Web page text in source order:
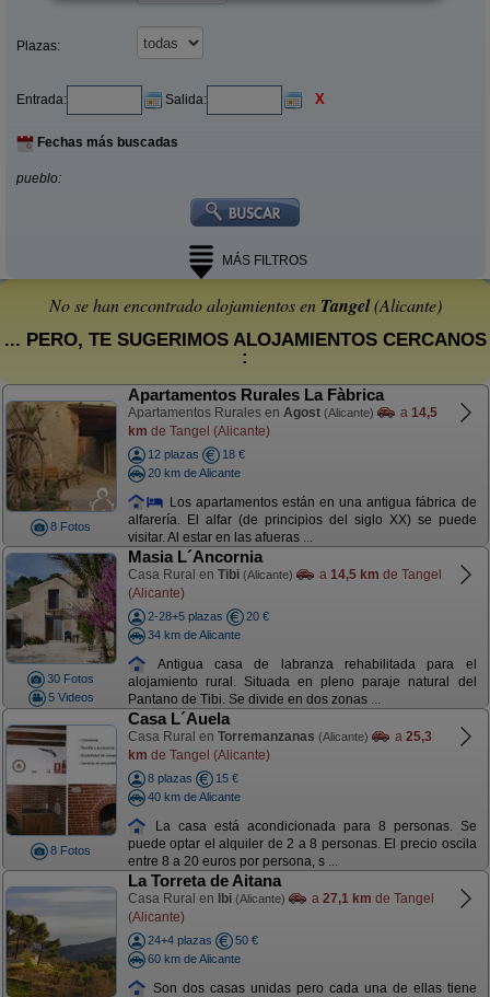
Plazas:
Entrada: Salida: X
Fechas más buscadas
pueblo:
MÁS FILTROS
No se han encontrado alojamientos en Tangel(Alicante)
... PERO, TE SUGERIMOS ALOJAMIENTOS CERCANOS
:
8 Fotos
Apartamentos Rurales La Fàbrica
Apartamentos Rurales en Agost (Alicante) a 14,5
km de Tangel (Alicante)
12 plazas
18 €
20 km de Alicante
Los apartamentos están en una antigua fábrica de
alfarería. El alfar (de principios del siglo XX) se puede
visitar. Al estar en las afueras ...
30 Fotos
5 Videos
Masia L´Ancornia
Casa Rural en Tibi (Alicante) a 14,5 km de Tangel
(Alicante)
2-28+5 plazas
20 €
34 km de Alicante
Antigua casa de labranza rehabilitada para el
alojamiento rural. Situada en pleno paraje natural del
Pantano de Tibi. Se divide en dos zonas ...
8 Fotos
Casa L´Auela
Casa Rural en Torremanzanas (Alicante) a 25,3
km de Tangel (Alicante)
8 plazas
15 €
40 km de Alicante
La casa está acondicionada para 8 personas. Se
puede optar el alquiler de 2 a 8 personas. El precio oscila
entre 8 a 20 euros por persona, s ...
La Torreta de Aitana
Casa Rural en Ibi (Alicante) a 27,1 km de Tangel
(Alicante)
24+4 plazas
50 €
60 km de Alicante
Son dos casas unidas pero cada una de ellas tiene